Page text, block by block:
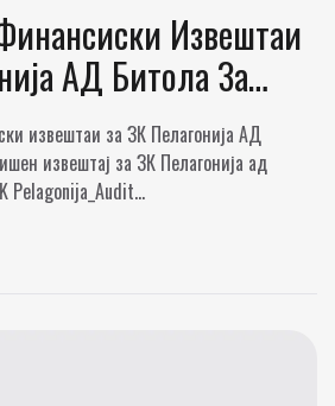
Извештаи
АД Битола За
извештаи за ЗК Пелагонија АД
извештај за ЗК Пелагонија ад
Pelagonija_Audit